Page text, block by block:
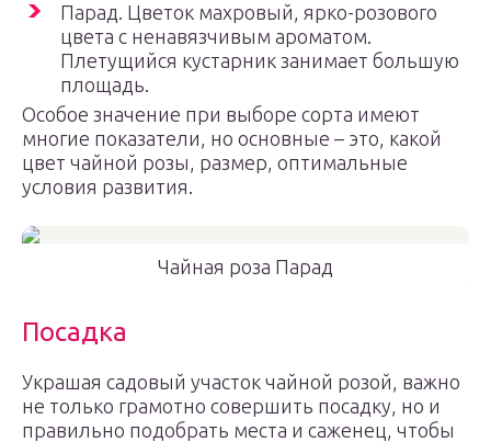
Парад. Цветок махровый, ярко-розового
цвета с ненавязчивым ароматом.
Плетущийся кустарник занимает большую
площадь.
Особое значение при выборе сорта имеют
многие показатели, но основные – это, какой
цвет чайной розы, размер, оптимальные
условия развития.
Чайная роза Парад
Посадка
Украшая садовый участок чайной розой, важно
не только грамотно совершить посадку, но и
правильно подобрать места и саженец, чтобы